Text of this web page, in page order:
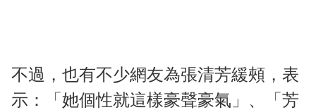
不過，也有不少網友為張清芳緩頰，表
示：「她個性就這樣豪聲豪氣」、「芳